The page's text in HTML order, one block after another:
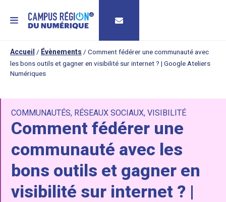
MENU
Accueil / Évènements / Comment fédérer une communauté avec
les bons outils et gagner en visibilité sur internet ? | Google Ateliers
Numériques
COMMUNAUTÉS, RÉSEAUX SOCIAUX, VISIBILITÉ
Comment fédérer une
communauté avec les
bons outils et gagner en
visibilité sur internet ? |